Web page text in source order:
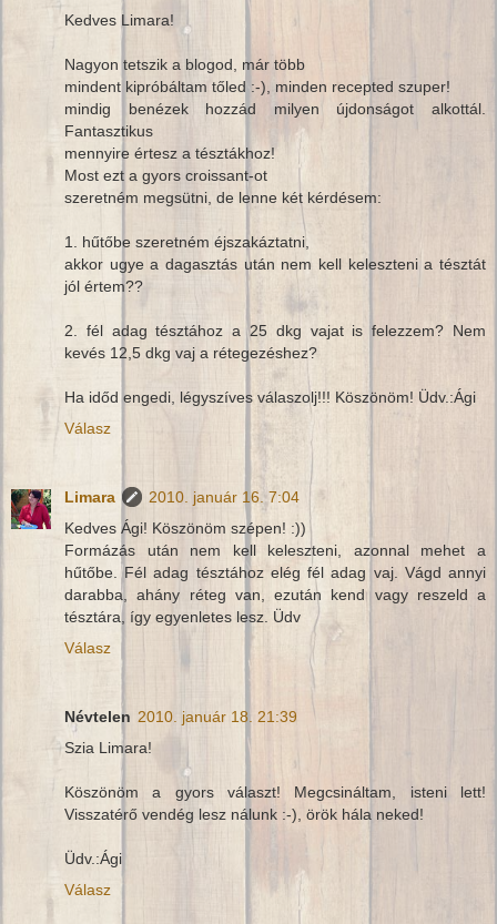
Kedves Limara!
Nagyon tetszik a blogod, már több
mindent kipróbáltam tőled :-), minden recepted szuper!
mindig benézek hozzád milyen újdonságot alkottál.
Fantasztikus
mennyire értesz a tésztákhoz!
Most ezt a gyors croissant-ot
szeretném megsütni, de lenne két kérdésem:
1. hűtőbe szeretném éjszakáztatni,
akkor ugye a dagasztás után nem kell keleszteni a tésztát
jól értem??
2. fél adag tésztához a 25 dkg vajat is felezzem? Nem
kevés 12,5 dkg vaj a rétegezéshez?
Ha időd engedi, légyszíves válaszolj!!! Köszönöm! Üdv.:Ági
Válasz
Limara
2010. január 16. 7:04
Kedves Ági! Köszönöm szépen! :))
Formázás után nem kell keleszteni, azonnal mehet a
hűtőbe. Fél adag tésztához elég fél adag vaj. Vágd annyi
darabba, ahány réteg van, ezután kend vagy reszeld a
tésztára, így egyenletes lesz. Üdv
Válasz
Névtelen 2010. január 18. 21:39
Szia Limara!
Köszönöm a gyors választ! Megcsináltam, isteni lett!
Visszatérő vendég lesz nálunk :-), örök hála neked!
Üdv.:Ági
Válasz